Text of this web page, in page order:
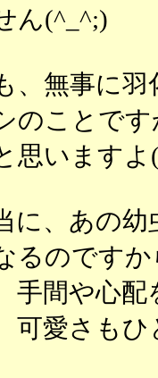
ん(^_^;)
、無事に
のことで
思いますよ
に、あの
るのです
手間や心
可愛さも